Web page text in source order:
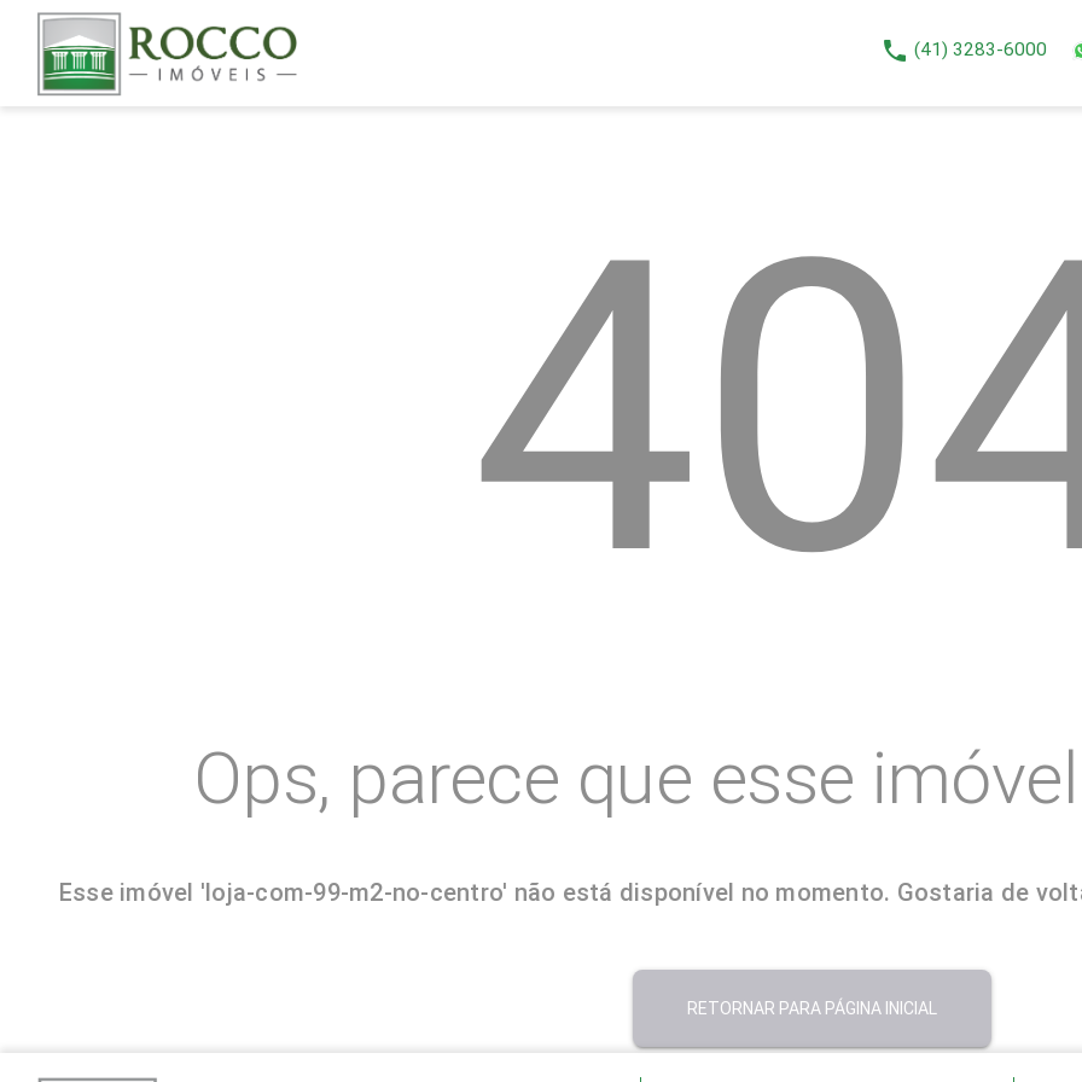
phone (41) 3283-6000
Ops, parece que esse
Esse imóvel 'loja-com-99-m2-no-centro' não está disponível no momento. Gostaria de
RETORNAR PARA PÁGINA INICIAL